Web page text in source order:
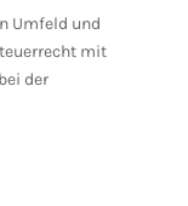
Umfeld und
mit
der